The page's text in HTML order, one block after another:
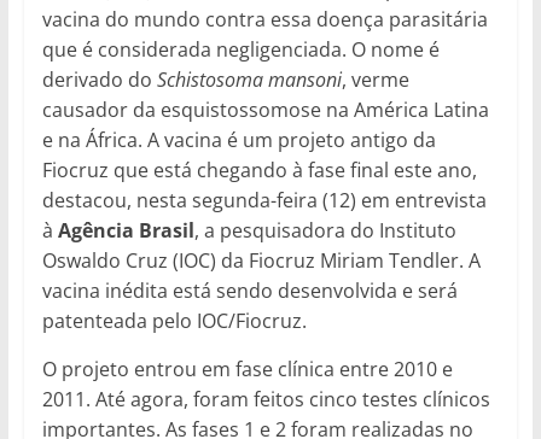
vacina do mundo contra essa doença parasitária
que é considerada negligenciada. O nome é
derivado do Schistosoma mansoni, verme
causador da esquistossomose na América Latina
e na África. A vacina é um projeto antigo da
Fiocruz que está chegando à fase final este ano,
destacou, nesta segunda-feira (12) em entrevista
à Agência Brasil, a pesquisadora do Instituto
Oswaldo Cruz (IOC) da Fiocruz Miriam Tendler. A
vacina inédita está sendo desenvolvida e será
patenteada pelo IOC/Fiocruz.
O projeto entrou em fase clínica entre 2010 e
2011. Até agora, foram feitos cinco testes clínicos
importantes. As fases 1 e 2 foram realizadas no